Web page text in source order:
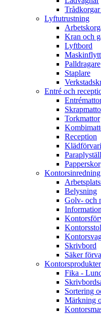
Lyftutrustning
Kran och
Lyftbord
Palldragare
Staplare
Entré och
Torkmattor
Reception
Paraplyställ
Kontorsinredning
Belysning
Golv- och
Skrivbord
Säker
Kontorsprodukter
Fika -
Sortering
Märkning